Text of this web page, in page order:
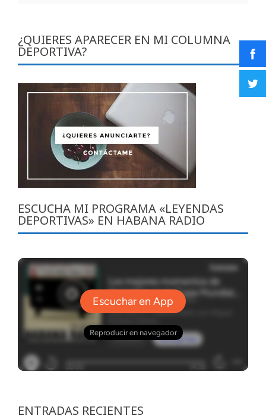
¿QUIERES APARECER EN MI COLUMNA
DEPORTIVA?
ESCUCHA MI PROGRAMA «LEYENDAS
DEPORTIVAS» EN HABANA RADIO
ENTRADAS RECIENTES